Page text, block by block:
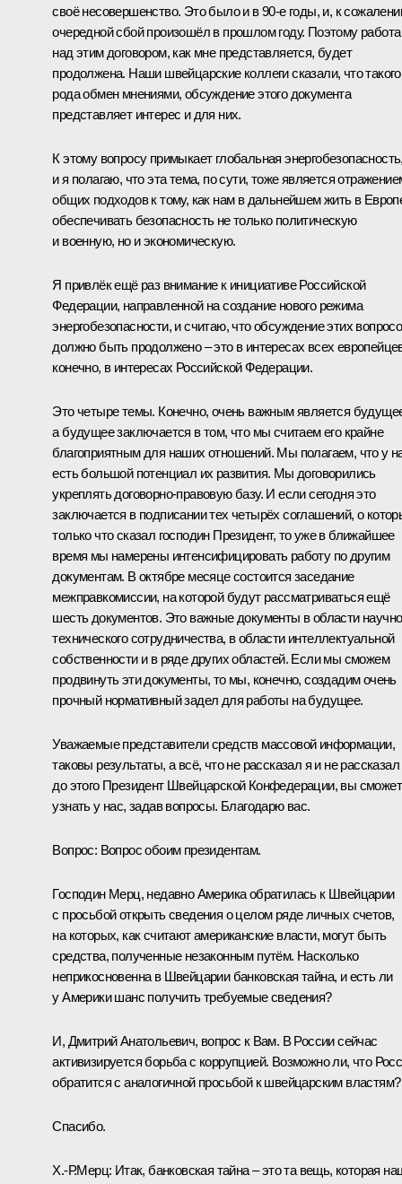
своё несовершенство. Это было и в 90-е годы, и, к
очередной сбой произошёл в прошлом году. Поэтому работа
над этим договором, как мне представляется, будет
продолжена. Наши швейцарские коллеги сказали, что такого
рода обмен мнениями, обсуждение этого документа
представляет интерес и для них.
К этому вопросу примыкает глобальная
и я полагаю, что эта тема, по сути, тоже является
общих подходов к тому, как нам в дальнейшем жить в
обеспечивать безопасность не только политическую
и военную, но и экономическую.
Я привлёк ещё раз внимание к инициативе Российской
Федерации, направленной на создание нового режима
энергобезопасности, и считаю, что обсуждение этих
должно быть продолжено – это в интересах всех
конечно, в интересах Российской Федерации.
Это четыре темы. Конечно, очень важным является
а будущее заключается в том, что мы считаем его крайне
благоприятным для наших отношений. Мы полагаем, что у
есть большой потенциал их развития. Мы договорились
укреплять договорно-правовую базу. И если сегодня это
заключается в подписании тех четырёх соглашений, о
только что сказал господин Президент, то уже в ближайшее
время мы намерены интенсифицировать работу по другим
документам. В октябре месяце состоится заседание
межправкомиссии, на которой будут рассматриваться ещё
шесть документов. Это важные документы в области
технического сотрудничества, в области интеллектуальной
собственности и в ряде других областей. Если мы сможем
продвинуть эти документы, то мы, конечно, создадим очень
прочный нормативный задел для работы на будущее.
Уважаемые представители средств массовой информации,
таковы результаты, а всё, что не рассказал я и не рассказал
до этого Президент Швейцарской Конфедерации, вы
узнать у нас, задав вопросы. Благодарю вас.
Вопрос: Вопрос обоим президентам.
Господин Мерц, недавно Америка обратилась к Швейцарии
с просьбой открыть сведения о целом ряде личных счетов,
на которых, как считают американские власти, могут быть
средства, полученные незаконным путём. Насколько
неприкосновенна в Швейцарии банковская тайна, и есть ли
у Америки шанс получить требуемые сведения?
И, Дмитрий Анатольевич, вопрос к Вам. В России сейчас
активизируется борьба с коррупцией. Возможно ли, что
обратится с аналогичной просьбой к швейцарским властям?
Спасибо.
Х.-Р.Мерц: Итак, банковская тайна – это та вещь, которая